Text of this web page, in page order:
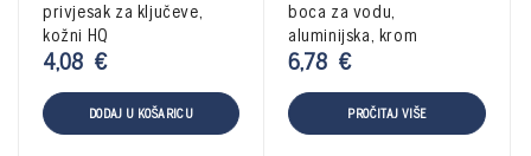
privjesak za ključeve,
kožni HQ
4,08 €
DODAJ U KOŠARICU
boca za vodu,
aluminijska, krom
6,78 €
PROČITAJ VIŠE